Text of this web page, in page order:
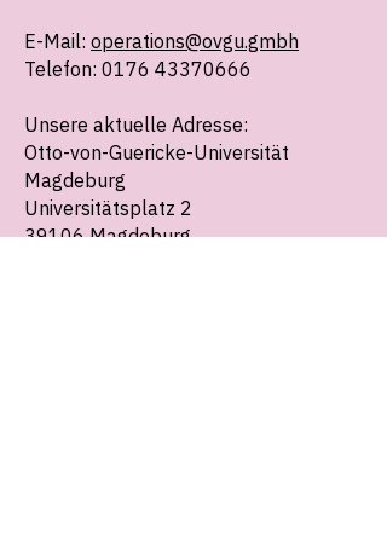
E-Mail: operations@ovgu.gmbh
Telefon: 0176 43370666
Unsere aktuelle Adresse:
Otto-von-Guericke-Universität
Magdeburg
Universitätsplatz 2
39106 Magdeburg